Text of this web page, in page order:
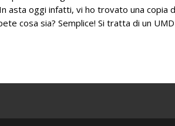
asta oggi infatti, vi ho trovato una copia
cosa sia? Semplice! Si tratta di un